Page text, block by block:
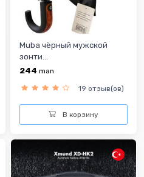
Muba чёрный мужской
зонти...
244 man
19 отзыв(ов)
В корзину